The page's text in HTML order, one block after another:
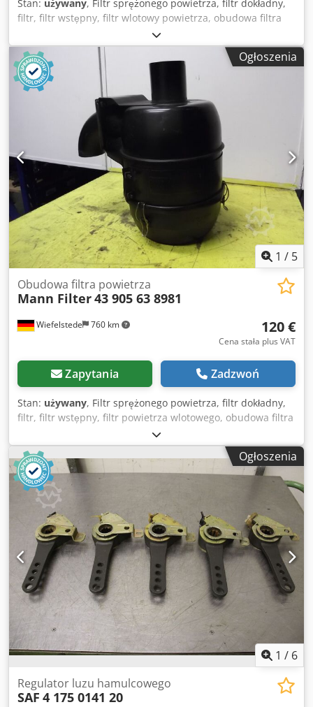
Stan: używany, Filtr sprężonego powietrza, filtr dokładny,
filtr, filtr wstępny, filtr wlotowy powietrza, obudowa filtra
powietrza, obudowa filtra powietrza, filtr powietrza
generatora -Dostawa: w stanie takim, w jakim się znajduje
po sprawdzeniu -Krywka wgnieciona: patrz zdjęcia -
obudowa filtra powietrza -za: Filtr donaldson XLP 18 2046 -
Wlot/wylot: Ø 150/149 mm Dksdpfxed Sx Nds Ai Ior -
wymiar: Ø 355/595 mm -Waga: 12,35 kg
Ogłoszenia
1 / 5
Wiefelstede 760 km
Obudowa filtra powietrza
Mann Filter43 905 63 8981
120 €
Cena stała plus VAT
Zapytania Zadzwoń
Stan: używany, Filtr sprężonego powietrza, filtr dokładny,
filtr, filtr wstępny, filtr powietrza wlotowego, obudowa filtra
powietrza, obudowa filtra powietrza, filtr powietrza
generatora Dkjdped Sxg Ujfx Ai Isr -Obudowa filtra
powietrza z filtrem -Wlot/wylot: Ø 80/70 mm -Numer części:
43 905 63 8981 -Wymiar: Ø 260/400 mm -Waga: 11,5 kg
Ogłoszenia
1 / 6
Regulator luzu hamulcowego
SAF 4 175 0141 20